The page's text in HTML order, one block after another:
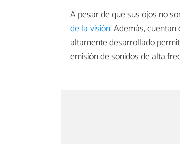
A pesar de que sus ojos no
de la visión. Además,
altamente desarrollado
emisión de sonidos de alta